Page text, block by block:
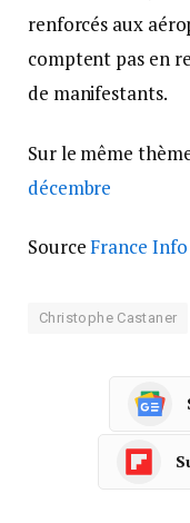
renforcés aux
comptent pas en
de manifestants.
Sur le même
décembre
SourceFrance Info
Christophe Castaner